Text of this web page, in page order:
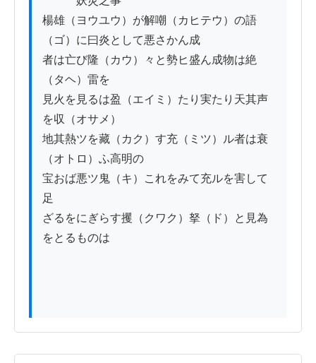
楊雄（ヨウユウ）が解嘲（カヒテウ）の語
（ゴ）に曰炎として悪さかん成
者は亡び隆（カウ）々と勢ヒ盛ん成物は絶
（タヘ）雷を
見火を見るは盈（エイミ）たり実たり天其声
を収（オサメ）
地其熱ツを藏（カク）す充（ミツ）ル者は衰
（オトロ）ふ高明の
宝おば悪ツ鬼（キ）これをみて充ルを害して
足
ざるをにぎらす攫（クワク）拏（ド）と見為
をとるものは